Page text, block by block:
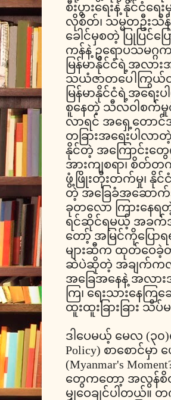
စီးပွားရေးနဲ့ နိုင်ငံ
လိုစိတ်၊ သမ္မတဦးသိန်
ခေါင်မှစတဲ့ ပြုပြင်ပြ
ကန်နဲ့ ဥရောပသမဂ္ဂ
မြန်မာနိုင်ငံရဲ့အလာ
သယံဇာတပေါကြွယ်ဝ
မြန်မာနိုင်ငံရဲ့အရေး
စူနေတဲ့ သီလဝါစက်မှု
လာရင် အရှေ့တောင်အ
တခြားအရေးပါ
နိုင်တဲ့ အကြောင်းတွ
အားကျစရာ၊ စိတ်တ
ဖွံ့ဖြိုးတိုးတက်မှု၊ နိုင်
တဲ့ အခြေခံအဆော
ခုတလော ကြားနေရ
ရင်ဆိုင်ရမယ့် အခက်
တော့် အမြင်ကိုပြော
များဆီက ထုတ်ဝေခဲ့
ဆဲပဲဆိုတဲ့ အချက်ကလွဲ
အခြေအနေနဲ့ အလာ
ကြ၊ ရေးသားနေက
ထူးထူးခြားခြား သိပ်
ဒါပေမယ့် မေလ (၃၀)
Policy) စာစောင်မှာ
(Myanmar's
တွေကတော့ အလွန်စိတ်
မျှဝေချင်ပါတယ်။